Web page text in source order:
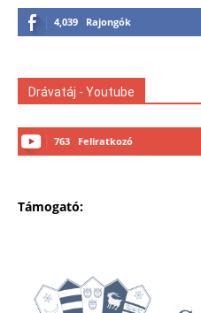
4,039 Rajongók
Drávatáj - Youtube
763 Feliratkozó
Támogató: